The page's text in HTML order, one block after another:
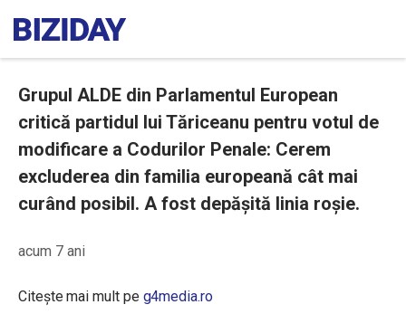
Grupul ALDE din Parlamentul European
critică partidul lui Tăriceanu pentru votul de
modificare a Codurilor Penale: Cerem
excluderea din familia europeană cât mai
curând posibil. A fost depășită linia roșie.
acum 7 ani
Citește mai mult pe g4media.ro